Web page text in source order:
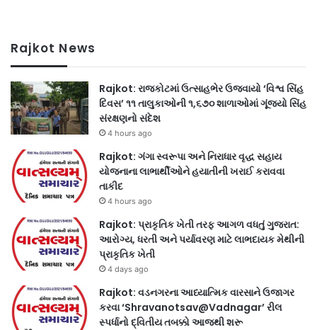
Rajkot News
Rajkot: રાજકોટમાં ઉત્સાહભેર ઉજવાયો ‘વિશ્વ સિંહ
દિવસ’ ૧૧ તાલુકાઓની ૧,૬૭૦ શાળાઓમાં ગૂંજ્યો સિંહ
સંરક્ષણનો સંદેશ
4 hours ago
Rajkot: ગંગા સ્વરૂપા અને નિરાધાર વૃદ્ધ સહાય
યોજનાના લાભાર્થીઓને હયાતીની ખરાઈ કરાવવા
તાકીદ
4 hours ago
Rajkot: પ્રાકૃતિક ખેતી તરફ આગળ વધતું ગુજરાત:
આરોગ્ય, ધરતી અને પર્યાવરણ માટે લાભદાયક મેથીની
પ્રાકૃતિક ખેતી
4 days ago
Rajkot: વડનગરના આધ્યાત્મિક વારસાને ઉજાગર
કરવા ‘Shravanotsav@Vadnagar’ રીલ
સ્પર્ધાનો દ્વિતીય તબક્કો આજથી શરૂ